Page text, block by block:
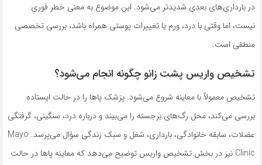
در بارداری‌های بعدی شدیدتر می‌شود. این موضوع به معنی خطر فوری
نیست، اما وقتی با درد، ورم یا تغییرات پوستی همراه باشد، بررسی تخصصی
منطقی است.
تشخیص واریس پشت زانو چگونه انجام می‌شود؟
تشخیص معمولاً با معاینه شروع می‌شود. پزشک پاها را در حالت ایستاده
بررسی می‌کند، محل رگ‌های برجسته را می‌بیند و درباره درد، سنگینی، گرفتگی
عضلات، سابقه خانوادگی، بارداری، شغل و سبک زندگی سؤال می‌پرسد. Mayo
Clinic نیز در بخش تشخیص واریس توضیح می‌دهد که معاینه پاها در حالت